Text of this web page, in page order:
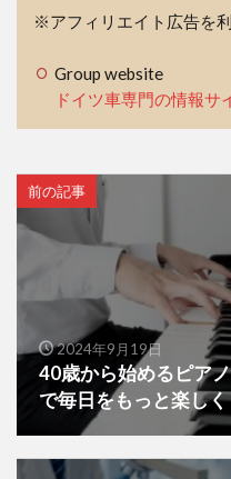
※アフィリエイト広告を利
Group website
ドイツ車専門の情報サ
前の記事
2024年9月19日
40歳から始めるピア
で毎日をもっと楽し